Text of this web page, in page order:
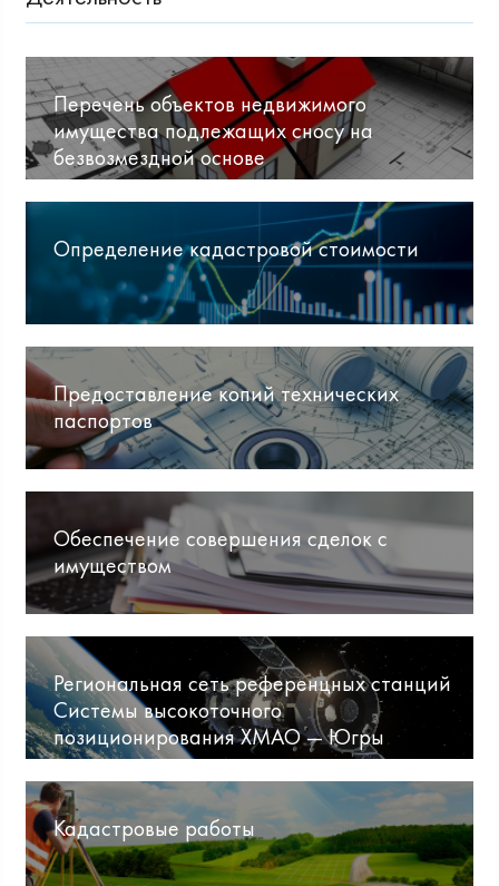
Перечень объектов недвижимого
имущества подлежащих сносу на
безвозмездной основе
Определение кадастровой стоимости
Предоставление копий технических
паспортов
Обеспечение совершения сделок с
имуществом
Региональная сеть референцных станций
Системы высокоточного
позиционирования ХМАО — Югры
Кадастровые работы